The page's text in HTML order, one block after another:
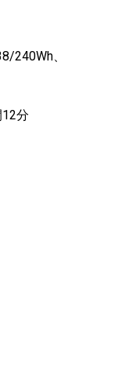
240Wh、
分